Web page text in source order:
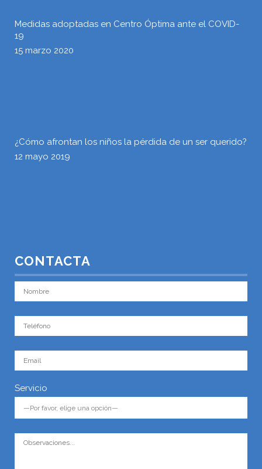
Medidas adoptadas en Centro Óptima ante el COVID-
19
15 marzo 2020
¿Cómo afrontan los niños la pérdida de un ser querido?
12 mayo 2019
CONTACTA
Servicio